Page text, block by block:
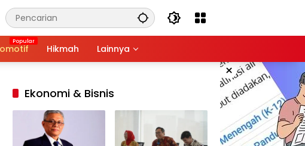
Hikmah Lainnya
×
Ekonomi & Bisnis